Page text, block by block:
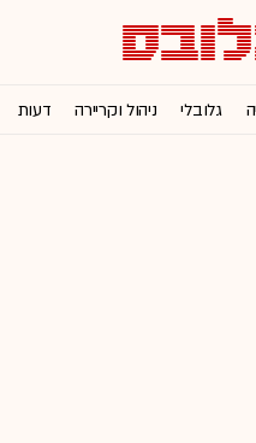
גלובלי ניהול וקריירה דעות